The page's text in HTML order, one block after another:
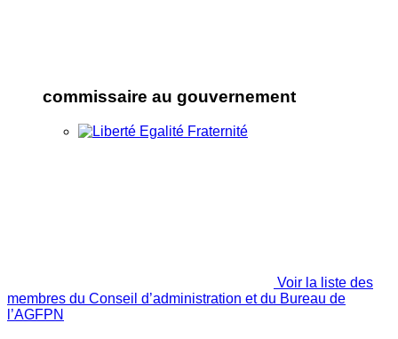
commissaire au gouvernement
Voir la liste des
membres du Conseil d’administration et du Bureau de
l’AGFPN